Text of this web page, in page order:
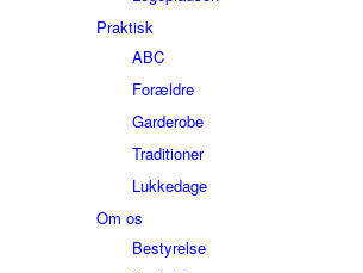
Praktisk
ABC
Forældre
Garderobe
Traditioner
Lukkedage
Om os
Bestyrelse